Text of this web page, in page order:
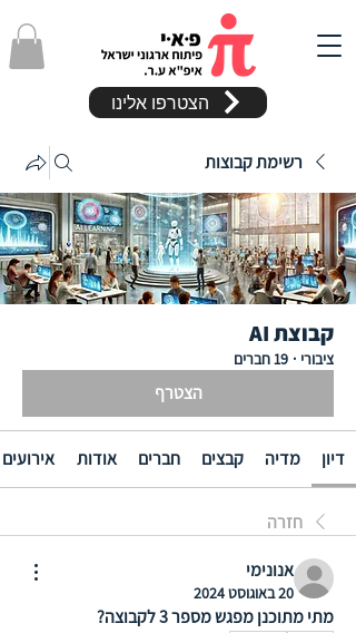
הצטרפו אלינו
רשימת קבוצות
קבוצת AI
ציבורי · 19 חברים
הצטרף
דיון מדיה קבצים חברים אודות אירועים
חזרה
אנונימי
20 באוגוסט 2024
מתי מתוכנן מפגש מספר 3 לקבוצה?